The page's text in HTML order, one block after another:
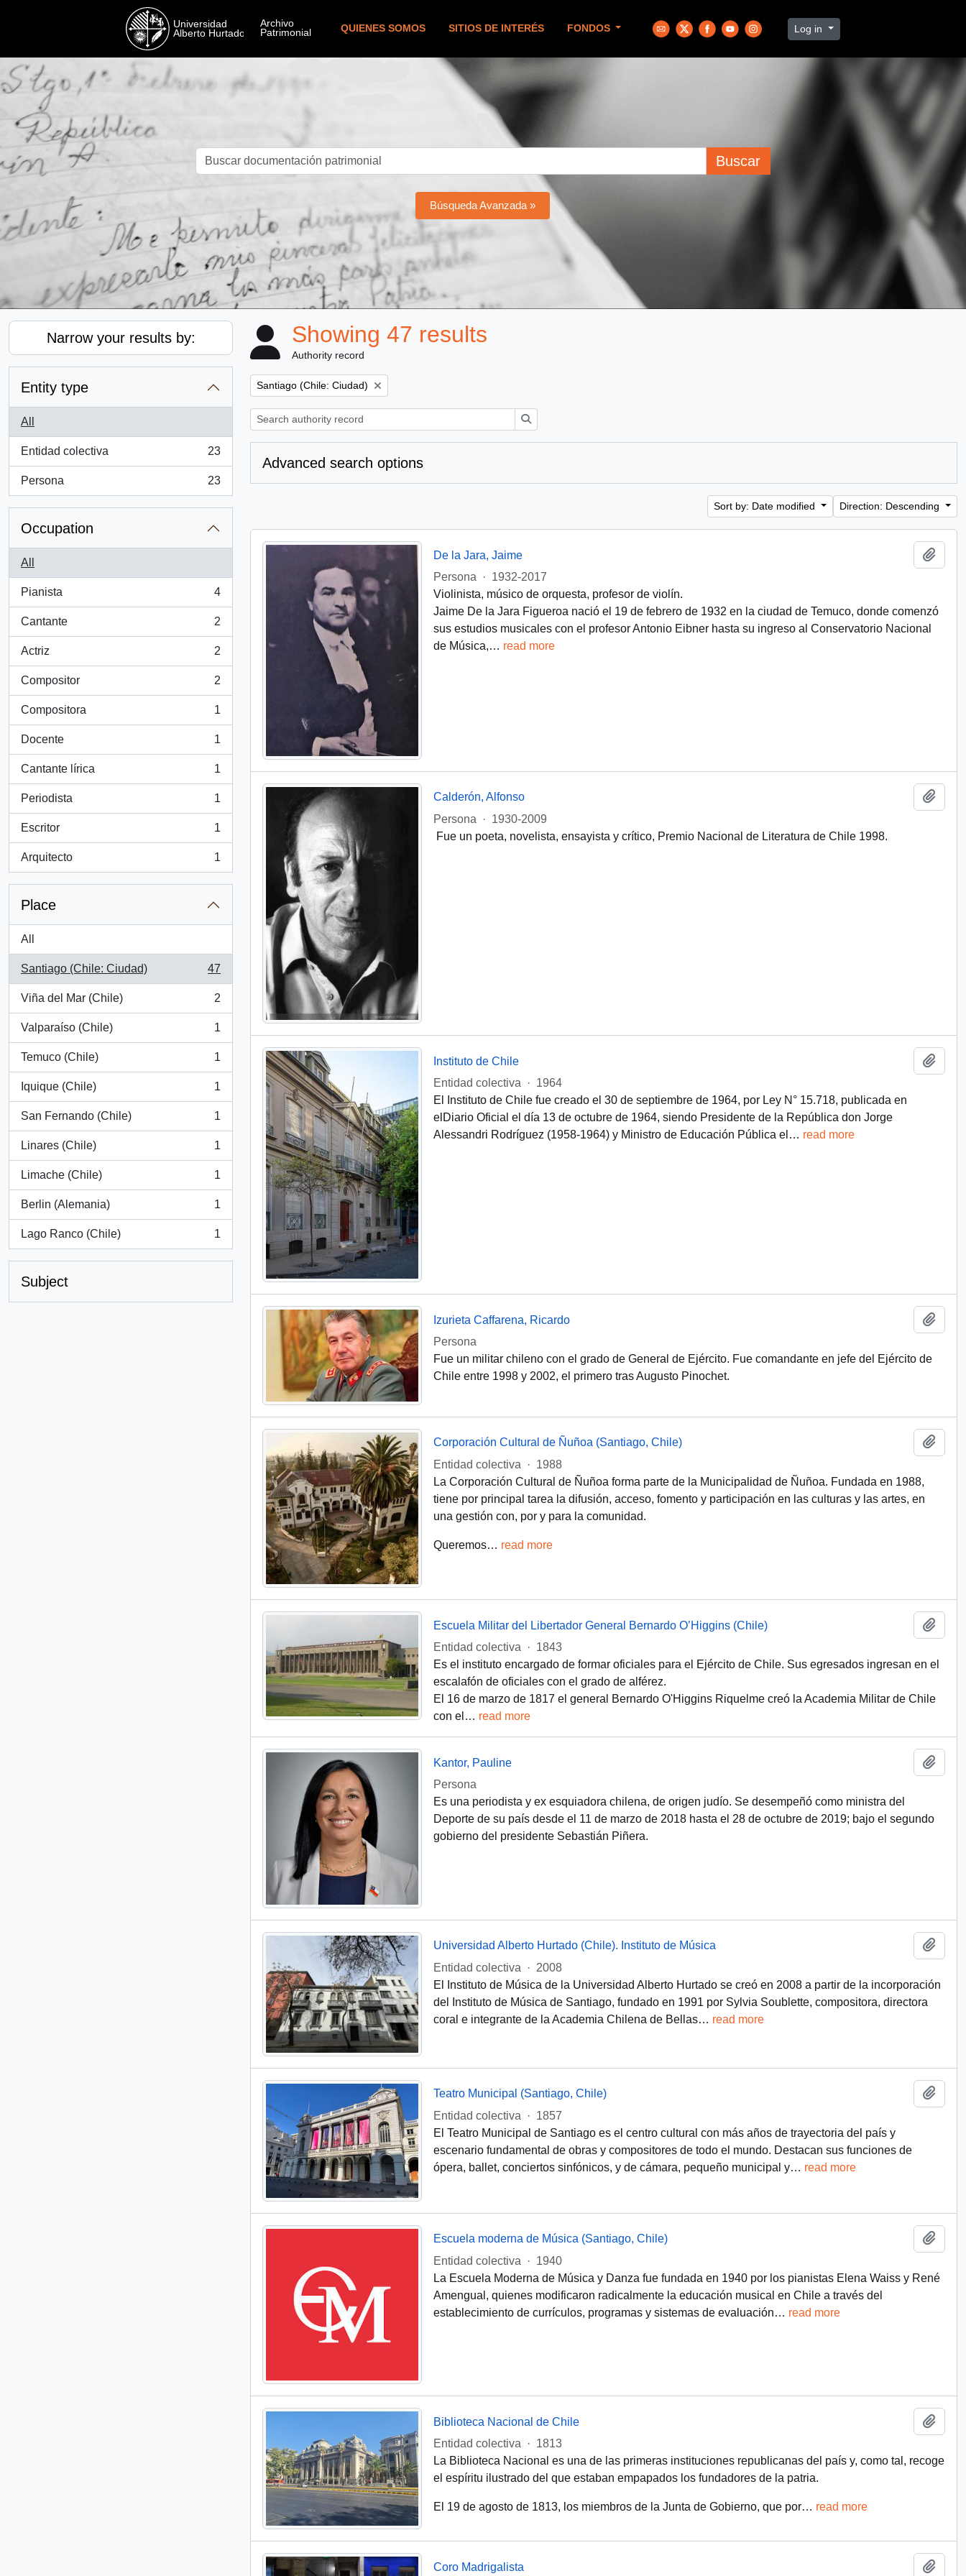
QUIENES SOMOS SITIOS DE INTERÉS FONDOS Log in
Buscar
Búsqueda Avanzada »
Narrow your results by:
Entity type
All
Entidad colectiva
, 23 results
23
Persona
, 23 results
23
Occupation
All
Pianista
, 4 results
4
Cantante
, 2 results
2
Actriz
, 2 results
2
Compositor
, 2 results
2
Compositora
, 1 results
1
Docente
, 1 results
1
Cantante lírica
, 1 results
1
Periodista
, 1 results
1
Escritor
, 1 results
1
Arquitecto
, 1 results
1
Place
All
Santiago (Chile: Ciudad)
, 47 results
47
Viña del Mar (Chile)
, 2 results
2
Valparaíso (Chile)
, 1 results
1
Temuco (Chile)
, 1 results
1
Iquique (Chile)
, 1 results
1
San Fernando (Chile)
, 1 results
1
Linares (Chile)
, 1 results
1
Limache (Chile)
, 1 results
1
Berlin (Alemania)
, 1 results
1
Lago Ranco (Chile)
, 1 results
1
Subject
Showing 47 results
Authority record
Remove filter:
Santiago (Chile: Ciudad)
Advanced search options
Sort by: Date modified Direction: Descending
De la Jara, Jaime
Persona
· 1932-2017
Violinista, músico de orquesta, profesor de violín.
Jaime De la Jara Figueroa nació el 19 de febrero de 1932 en la ciudad de Temuco, donde comenzó
sus estudios musicales con el profesor Antonio Eibner hasta su ingreso al Conservatorio Nacional
de Música,… read more
Calderón, Alfonso
Persona
· 1930-2009
​ Fue un poeta, novelista, ensayista y crítico, Premio Nacional de Literatura de Chile 1998.
Instituto de Chile
Entidad colectiva
· 1964
El Instituto de Chile fue creado el 30 de septiembre de 1964, por Ley N° 15.718, publicada en
elDiario Oficial el día 13 de octubre de 1964, siendo Presidente de la República don Jorge
Alessandri Rodríguez (1958-1964) y Ministro de Educación Pública el … read more
Izurieta Caffarena, Ricardo
Persona
Fue un militar chileno con el grado de General de Ejército. Fue comandante en jefe del Ejército de
Chile entre 1998 y 2002, el primero tras Augusto Pinochet.
Corporación Cultural de Ñuñoa (Santiago, Chile)
Entidad colectiva
· 1988
La Corporación Cultural de Ñuñoa forma parte de la Municipalidad de Ñuñoa. Fundada en 1988,
tiene por principal tarea la difusión, acceso, fomento y participación en las culturas y las artes, en
una gestión con, por y para la comunidad.
Queremos… read more
Escuela Militar del Libertador General Bernardo O’Higgins (Chile)
Entidad colectiva
· 1843
Es el instituto encargado de formar oficiales para el Ejército de Chile. Sus egresados ingresan en el
escalafón de oficiales con el grado de alférez.
El 16 de marzo de 1817 el general Bernardo O'Higgins Riquelme creó la Academia Militar de Chile
con el … read more
Kantor, Pauline
Persona
Es una periodista y ex esquiadora chilena, de origen judío. Se desempeñó como ministra del
Deporte de su país desde el 11 de marzo de 2018 hasta el 28 de octubre de 2019; bajo el segundo
gobierno del presidente Sebastián Piñera.
Universidad Alberto Hurtado (Chile). Instituto de Música
Entidad colectiva
· 2008
El Instituto de Música de la Universidad Alberto Hurtado se creó en 2008 a partir de la incorporación
del Instituto de Música de Santiago, fundado en 1991 por Sylvia Soublette, compositora, directora
coral e integrante de la Academia Chilena de Bellas… read more
Teatro Municipal (Santiago, Chile)
Entidad colectiva
· 1857
El Teatro Municipal de Santiago es el centro cultural con más años de trayectoria del país y
escenario fundamental de obras y compositores de todo el mundo. Destacan sus funciones de
ópera, ballet, conciertos sinfónicos, y de cámara, pequeño municipal y… read more
Escuela moderna de Música (Santiago, Chile)
Entidad colectiva
· 1940
La Escuela Moderna de Música y Danza fue fundada en 1940 por los pianistas Elena Waiss y René
Amengual, quienes modificaron radicalmente la educación musical en Chile a través del
establecimiento de currículos, programas y sistemas de evaluación… read more
Biblioteca Nacional de Chile
Entidad colectiva
· 1813
La Biblioteca Nacional es una de las primeras instituciones republicanas del país y, como tal, recoge
el espíritu ilustrado del que estaban empapados los fundadores de la patria.
El 19 de agosto de 1813, los miembros de la Junta de Gobierno, que por… read more
Coro Madrigalista